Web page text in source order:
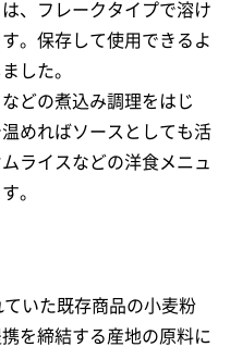
、フレークタイプで溶け
。保存して使用できるよ
した。
どの煮込み調理をはじ
めればソースとしても活
ライスなどの洋食メニュ
。
いた既存商品の小麦粉
を締結する産地の原料に